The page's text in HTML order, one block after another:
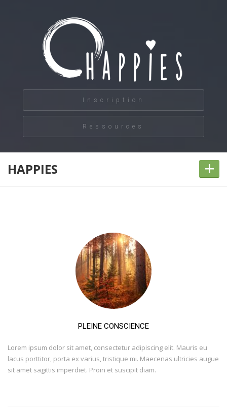
Inscription
Ressources
HAPPIES +
PLEINE CONSCIENCE
Lorem ipsum dolor sit amet, consectetur adipiscing elit. Mauris eu
lacus porttitor, porta ex varius, tristique mi. Maecenas ultricies augue
sit amet sagittis imperdiet. Proin et suscipit diam.